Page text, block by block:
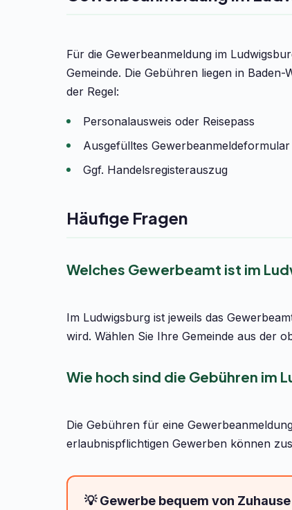
Für die Gewerbeanmeldung im
Gemeinde. Die Gebühren liegen in
der Regel:
Personalausweis oder Reisepass
Ausgefülltes Gewerbeanmeldeformular
Ggf. Handelsregisterauszug
Häufige Fragen
Welches Gewerbeamt ist im
Im Ludwigsburg ist jeweils das
wird. Wählen Sie Ihre Gemeinde aus der
Wie hoch sind die Gebühren im
Die Gebühren für eine
erlaubnispflichtigen Gewerben können
💡 Gewerbe bequem von